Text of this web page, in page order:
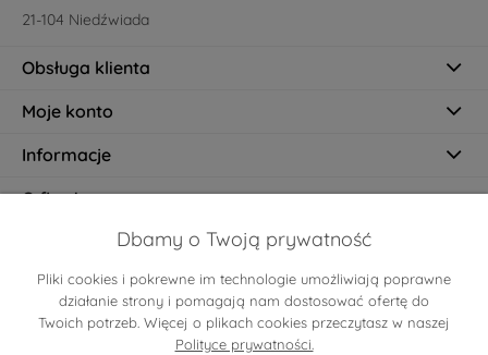
21-104 Niedźwiada
Obsługa klienta
Moje konto
Informacje
O firmie
Certyfikaty
Dbamy o Twoją prywatność
Pliki cookies i pokrewne im technologie umożliwiają poprawne
działanie strony i pomagają nam dostosować ofertę do
Twoich potrzeb. Więcej o plikach cookies przeczytasz w naszej
Polityce prywatności.